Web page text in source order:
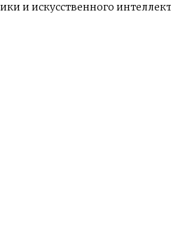
и искусственного